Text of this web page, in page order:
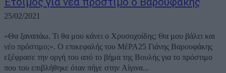
25/02/2021
«Θα ξαναπάω. Τι θα μου κάνει ο Χρυσοχοίδης; Θα μου βάλει και
νέο πρόστιμο;». Ο επικεφαλής του ΜέΡΑ25 Γιάνης Βαρουφάκης
εξέφρασε την οργή του από το βήμα της Βουλής για το πρόστιμο
που του επιβλήθηκε όταν πήγε στην Αίγινα...